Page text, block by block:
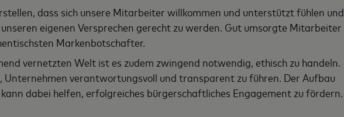
dass sich unsere Mitarbeiter willkommen und unterstützt fühlen und
eigenen Versprechen gerecht zu werden. Gut umsorgte Mitarbeiter
Markenbotschafter.
vernetzten Welt ist es zudem zwingend notwendig, ethisch zu handeln.
Unternehmen verantwortungsvoll und transparent zu führen. Der Aufbau
dabei helfen, erfolgreiches bürgerschaftliches Engagement zu fördern.